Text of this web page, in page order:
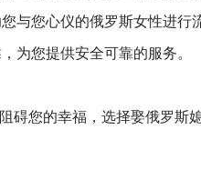
与您心仪的俄罗斯女性进行
为您提供安全可靠的服务。
您的幸福，选择娶俄罗斯